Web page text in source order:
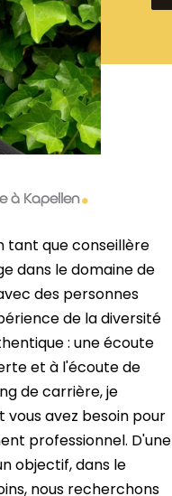
à Kapellen
tant que conseillère
dans le domaine de
des personnes
de la diversité
: une écoute
et à l'écoute de
de carrière, je
avez besoin pour
professionnel. D'une
objectif, dans le
nous recherchons